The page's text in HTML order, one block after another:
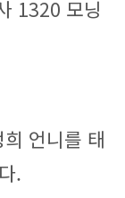
1320 모닝
언니를 태
.